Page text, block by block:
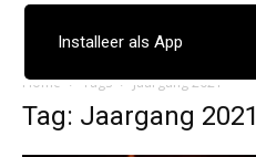
Home Tags Jaargang 2021
Tag: Jaargang 2021
Installeer als App